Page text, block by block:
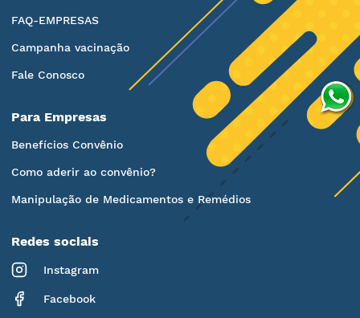
FAQ-EMPRESAS
Campanha vacinação
Fale Conosco
Para Empresas
Benefícios Convênio
Como aderir ao convênio?
Manipulação de Medicamentos e Remédios
Redes sociais
Instagram
Facebook